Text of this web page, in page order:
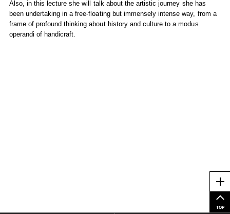
Also, in this lecture she will talk about the artistic journey she has
been undertaking in a free-floating but immensely intense way, from a
frame of profound thinking about history and culture to a modus
operandi of handicraft.
TOP